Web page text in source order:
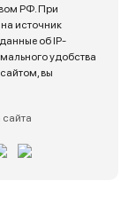
РФ. При
источник
об IP-
удобства
вы
сайта